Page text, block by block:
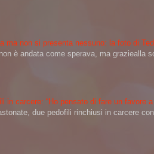
ma non si presenta nessuno: la foto di
è andata come sperava, ma graziealla
in carcere: “Ho pensato di fare un favore a
due pedofili rinchiusi in carcere